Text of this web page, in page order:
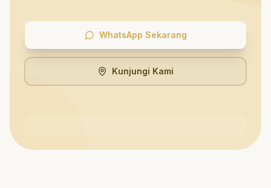
WhatsApp Sekarang
Kunjungi Kami